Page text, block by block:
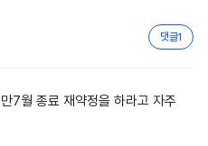
댓글1
7월 종료 재약정을 하라고 자주